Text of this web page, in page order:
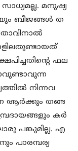
മനുഷ്യ
ബീജങ്ങൾ ത
ഫല
നിന്നവ
ആർക്കും തങ്ങ
കർ
പങ്കുമില്ല. എ
പാരമ്പര്യ